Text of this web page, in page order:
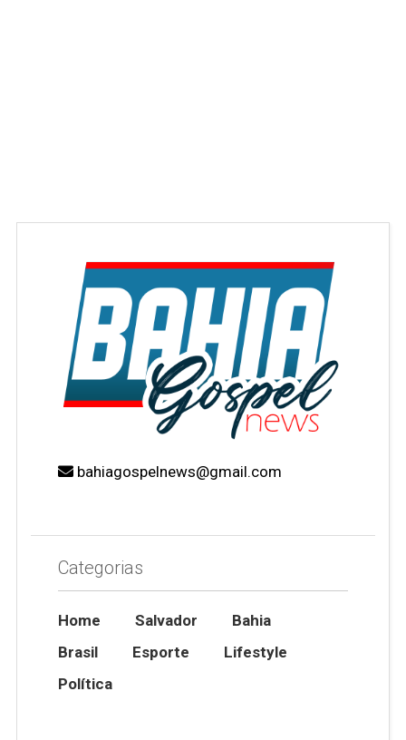
bahiagospelnews@gmail.com
Categorias
Home Salvador
Bahia
Brasil
Esporte
Lifestyle
Política